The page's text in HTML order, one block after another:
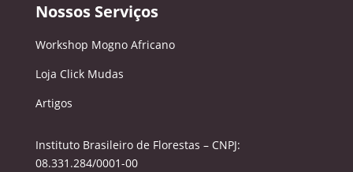
Nossos Serviços
Workshop Mogno Africano
Loja Click Mudas
Artigos
Instituto Brasileiro de Florestas – CNPJ:
08.331.284/0001-00